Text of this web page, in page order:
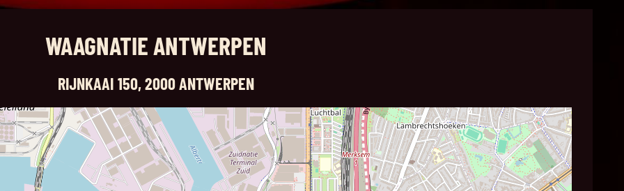
WAAGNATIE ANTWERPEN
RIJNKAAI 150, 2000 ANTWERPEN